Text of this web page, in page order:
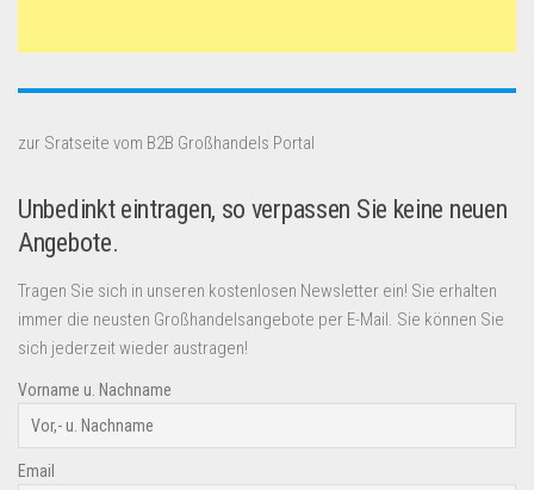
zur Sratseite vom B2B Großhandels Portal
Unbedinkt eintragen, so verpassen Sie keine neuen
Angebote.
Tragen Sie sich in unseren kostenlosen Newsletter ein! Sie erhalten
immer die neusten Großhandelsangebote per E-Mail. Sie können Sie
sich jederzeit wieder austragen!
Vorname u. Nachname
Email